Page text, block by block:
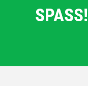
SPASS!